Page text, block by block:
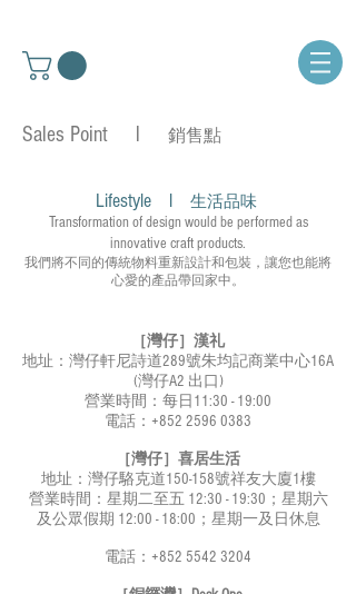
Sales Point l 銷售點
Lifestyle l 生活品味
Transformation of design would be performed as
innovative craft products.
我們將不同的傳統物料重新設計和包裝，讓您也能將
心愛的產品帶回家中。
［灣仔］漢礼
地址：灣仔軒尼詩道289號朱均記商業中心16A
(灣仔A2 出口)
營業時間：每日11:30 - 19:00
電話：+852 2596 0383
［灣仔］喜居生活
地址：灣仔駱克道150-158號祥友大廈1樓
營業時間：星期二至五 12:30 - 19:30；星期六
及公眾假期 12:00 - 18:00；星期一及日休息
電話：+852 5542 3204